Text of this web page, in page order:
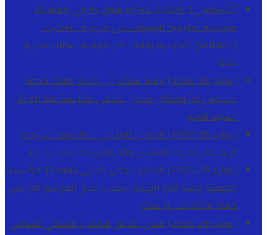
[ أغسطس 1, 2026 ]
الدكتور نوفل كديلي يتفقد 12
مؤسسة تعليمية للإشراف على مراقبة الداخليات
والمطاعم المدرسية بجهة الدار البيضاء-سطاتطب و
صحة
[ يوليو 30, 2026 ]
برقية تهنئة الى جلالة الملك محمد
السادس من الدكتور رضوان غنيمي بمناسبة عيد العرش
المجيدالاخبار
[ يوليو 30, 2026 ]
الخطاب الملكي .. “فلسفة السيادة
الإيجابية وجدلية الاستقرار والديناميكية”كتاب و اراء
[ يوليو 29, 2026 ]
الدكتور نوفل كديلي يتفقد 39 مؤسسة
تعليمية بجهة الدار البيضاء-سطات خلال الموسم الدراسي
2025-2026
طب و صحة
[ يوليو 29, 2026 ]
النص الكامل للخطاب الملكي السامي